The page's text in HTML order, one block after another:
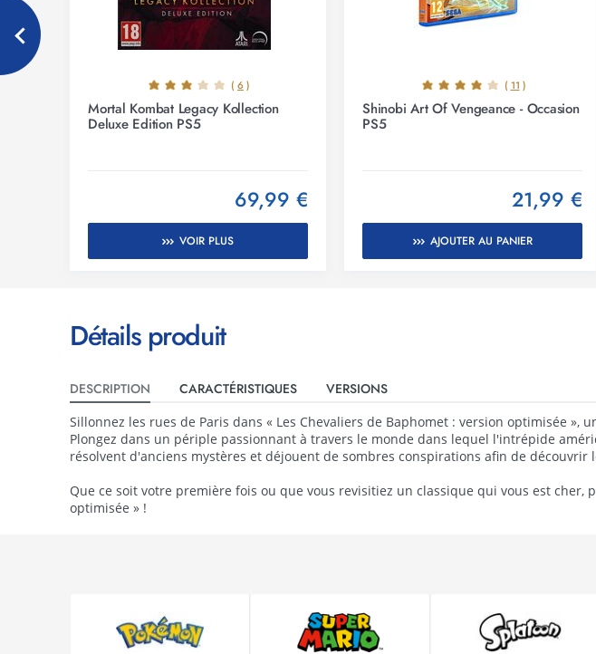
( 6)
Mortal Kombat Legacy Kollection
Deluxe Edition PS5
69,99 €
VOIR PLUS
( 11 )
Shinobi Art Of Vengeance - Occasion
PS5
21,99 €
AJOUTER AU PANIER
Détails produit
DESCRIPTION CARACTÉRISTIQUES VERSIONS
Sillonnez les rues de Paris dans « Les Chevaliers de Baphomet : version optimisée
Plongez dans un périple passionnant à travers le monde dans lequel l'intrépide
résolvent d'anciens mystères et déjouent de sombres conspirations afin de découvrir
Que ce soit votre première fois ou que vous revisitiez un classique qui vous est cher,
optimisée » !